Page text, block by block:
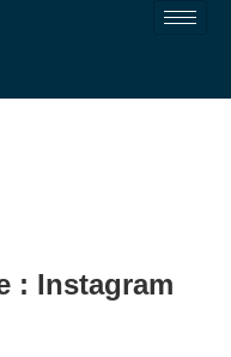
: Instagram